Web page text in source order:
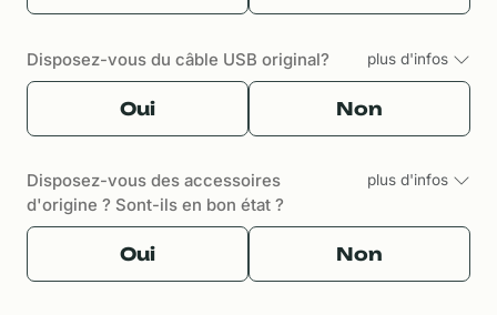
Disposez-vous du câble USB original? plus d'infos
Oui Non
Disposez-vous des accessoires
d'origine ? Sont-ils en bon état ?
plus d'infos
Oui Non